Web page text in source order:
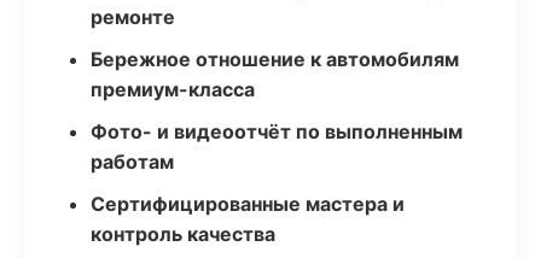
ремонте
Бережное отношение к автомобилям
премиум-класса
Фото- и видеоотчёт по выполненным
работам
Сертифицированные мастера и
контроль качества